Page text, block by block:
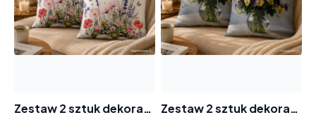
Zestaw 2 sztuk dekoracyjnych poszewek na poduszki 43x43cm KA-4 wiosenna łąka Zestaw 2 sztuk dekoracyjnych poszewek na poduszki 40x40cm PF196 bratki w wazonie